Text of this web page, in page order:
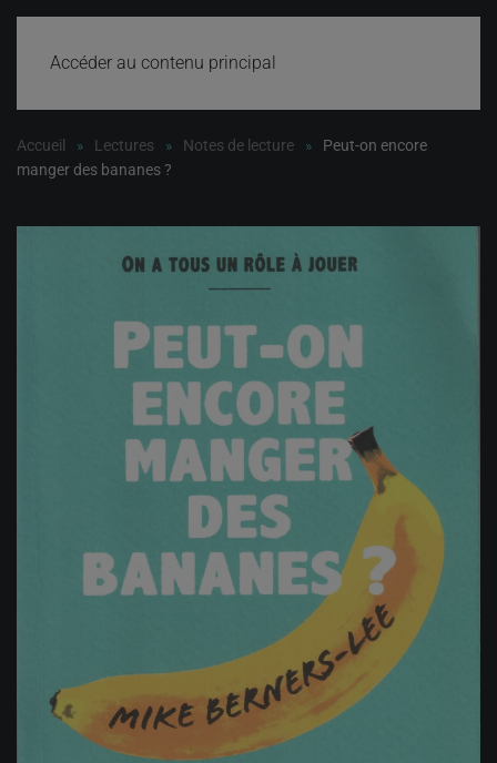
Accéder au contenu principal
Accueil Lectures Notes de lecture
Peut-on encore
manger des bananes ?